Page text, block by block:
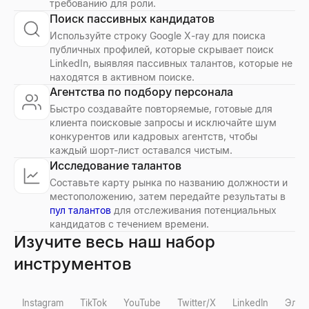
требованию для роли.
Поиск пассивных кандидатов
Используйте строку Google X-ray для поиска
публичных профилей, которые скрывает поиск
LinkedIn, выявляя пассивных талантов, которые не
находятся в активном поиске.
Агентства по подбору персонала
Быстро создавайте повторяемые, готовые для
клиента поисковые запросы и исключайте шум
конкурентов или кадровых агентств, чтобы
каждый шорт-лист оставался чистым.
Исследование талантов
Составьте карту рынка по названию должности и
местоположению, затем передайте результаты в
пул талантов для отслеживания потенциальных
кандидатов с течением времени.
Изучите весь наш набор
инструментов
Instagram TikTok YouTube Twitter/X LinkedIn